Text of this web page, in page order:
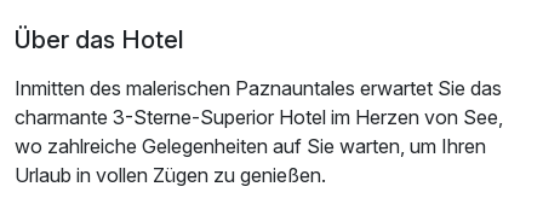
Ausstattung
Für 5 Tage
Über das Hotel
Inmitten des malerischen Paznauntales erwartet Sie das
charmante 3-Sterne-Superior Hotel im Herzen von See,
wo zahlreiche Gelegenheiten auf Sie warten, um Ihren
Urlaub in vollen Zügen zu genießen.